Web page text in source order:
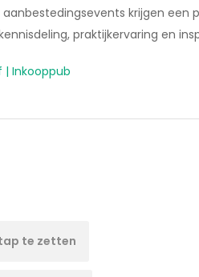
krijgen een
praktijkervaring en
| Inkooppub
te zetten